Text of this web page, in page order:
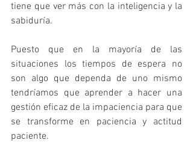
tiene que ver más con la inteligencia y la
sabiduría.
Puesto que en la mayoría de las
situaciones los tiempos de espera no
son algo que dependa de uno mismo
tendríamos que aprender a hacer una
gestión eficaz de la impaciencia para que
se transforme en paciencia y actitud
paciente.